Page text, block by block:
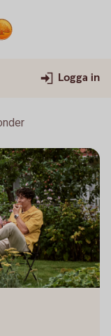
Logga in